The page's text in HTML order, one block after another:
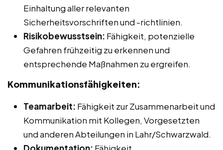
Einhaltung aller relevanten
Sicherheitsvorschriften und -richtlinien.
Risikobewusstsein: Fähigkeit, potenzielle
Gefahren frühzeitig zu erkennen und
entsprechende Maßnahmen zu ergreifen.
Kommunikationsfähigkeiten:
Teamarbeit: Fähigkeit zur Zusammenarbeit und
Kommunikation mit Kollegen, Vorgesetzten
und anderen Abteilungen in Lahr/Schwarzwald.